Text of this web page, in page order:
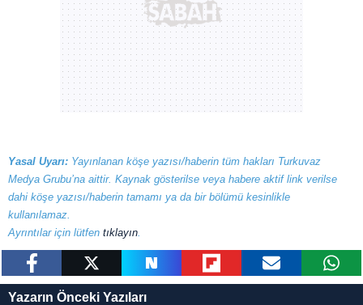
Yasal Uyarı: Yayınlanan köşe yazısı/haberin tüm hakları Turkuvaz
Medya Grubu’na aittir. Kaynak gösterilse veya habere aktif link verilse
dahi köşe yazısı/haberin tamamı ya da bir bölümü kesinlikle
kullanılamaz.
Ayrıntılar için lütfen tıklayın.
Yazarın Önceki Yazıları